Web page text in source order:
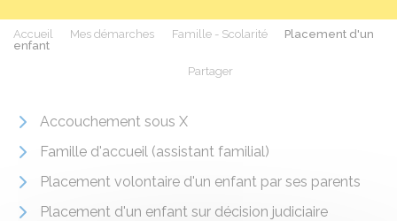
Accueil Mes démarches Famille - Scolarité
Placement d'un
enfant
Partager
Accouchement sous X
Famille d'accueil (assistant familial)
Placement volontaire d'un enfant par ses parents
Placement d'un enfant sur décision judiciaire